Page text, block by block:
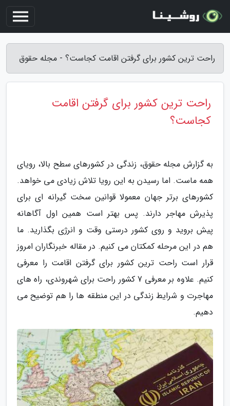
راحت ترین کشور برای گرفتن اقامت کجاست؟ - مجله حقوق
راحت ترین کشور برای گرفتن اقامت
کجاست؟
به گزارش مجله حقوق، زندگی در کشورهای سطح بالا، رویای
همه ماست. اما رسیدن به این رویا تلاش زیادی می خواهد.
کشورهای برتر جهان معمولا قوانین سخت گیرانه ای برای
پذیرش مهاجر دارند. پس بهتر است همین اول آگاهانه
پیش بروید و روی کشور درستی وقت و انرژی بگذارید. ما
هم در این مرحله کمکتان می کنیم. در مقاله خبرنگاران امروز
قرار است راحت ترین کشور برای گرفتن اقامت را معرفی
کنیم. علاوه بر معرفی 7 کشور راحت برای شهروندی، راه های
مهاجرت و شرایط زندگی در این منطقه ها را هم توضیح می
دهیم.